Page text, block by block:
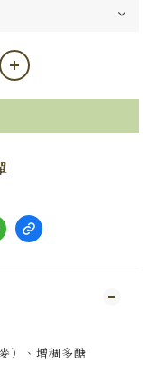
）、增稠多醣